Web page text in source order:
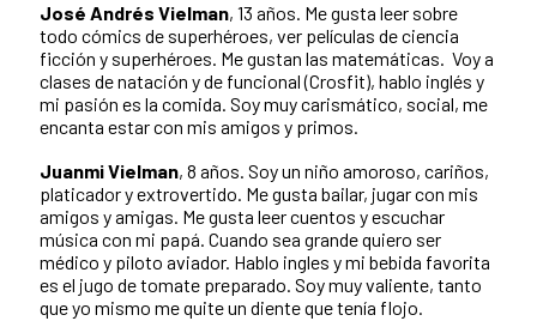
José Andrés Vielman, 13 años. Me gusta leer sobre
todo cómics de superhéroes, ver películas de ciencia
ficción y superhéroes. Me gustan las matemáticas. Voy a
clases de natación y de funcional (Crosfit), hablo inglés y
mi pasión es la comida. Soy muy carismático, social, me
encanta estar con mis amigos y primos.
Juanmi Vielman, 8 años. Soy un niño amoroso, cariños,
platicador y extrovertido. Me gusta bailar, jugar con mis
amigos y amigas. Me gusta leer cuentos y escuchar
música con mi papá. Cuando sea grande quiero ser
médico y piloto aviador. Hablo ingles y mi bebida favorita
es el jugo de tomate preparado. Soy muy valiente, tanto
que yo mismo me quite un diente que tenía flojo.